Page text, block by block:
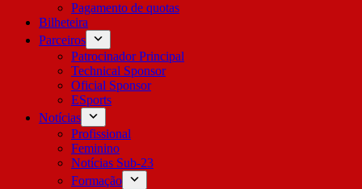
Pagamento de quotas
Bilheteira
Parceiros
Patrocinador Principal
Technical Sponsor
Oficial Sponsor
ESports
Notícias
Profissional
Feminino
Notícias Sub-23
Formação